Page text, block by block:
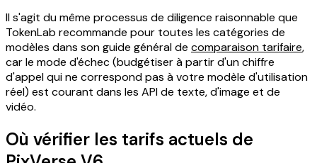
Il s'agit du même processus de diligence raisonnable que
TokenLab recommande pour toutes les catégories de
modèles dans son guide général de comparaison tarifaire,
car le mode d'échec (budgétiser à partir d'un chiffre
d'appel qui ne correspond pas à votre modèle d'utilisation
réel) est courant dans les API de texte, d'image et de
vidéo.
Où vérifier les tarifs actuels de